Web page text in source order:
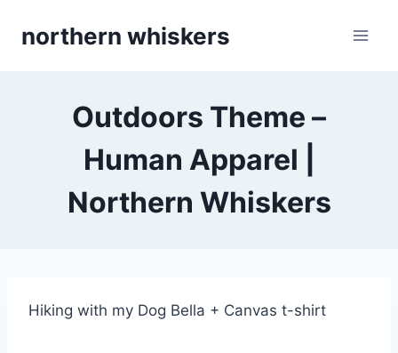
northern whiskers
Outdoors Theme –
Human Apparel |
Northern Whiskers
Hiking with my Dog Bella + Canvas t-shirt